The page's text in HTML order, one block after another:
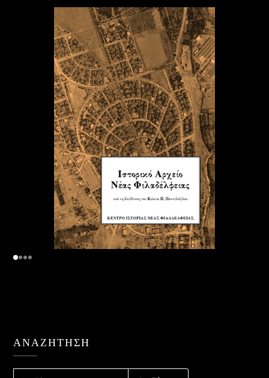
ΑΝΑΖΉΤΗΣΗ